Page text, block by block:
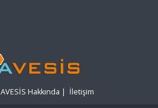
AVESİS Hakkında | İletişim